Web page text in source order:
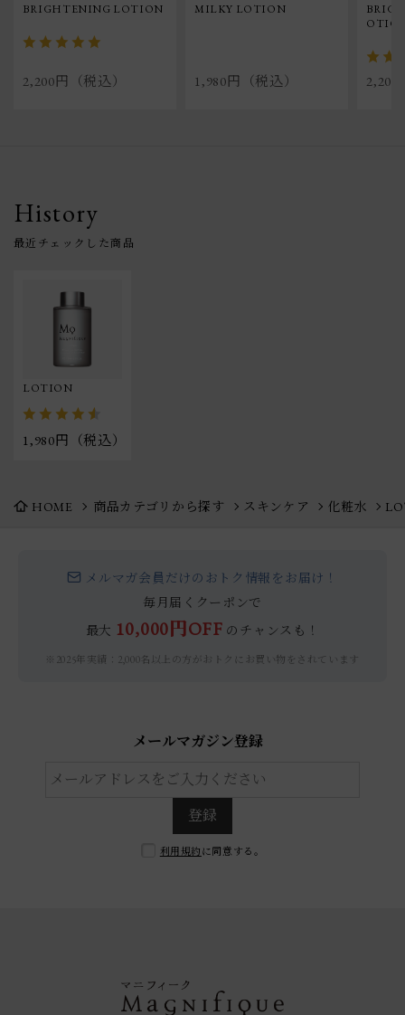
BRIGHTENING LOTION
2,200円（税込）
MILKY LOTION
1,980円（税込） 2,200
History
LOTION
1,980円（税込）
HOME 商品カテゴリから探す スキンケア 化粧水
メルマガ会員だけのおトク情報をお届け！
毎月届くクーポンで
最大 10,000円OFF のチャンスも！
※2025年実績：2,000名以上の方がおトクにお買い物をされています
メールマガジン登録
登録
利用規約 に同意する。